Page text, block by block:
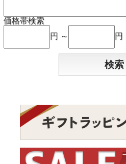
価格帯検索
円 ～
円